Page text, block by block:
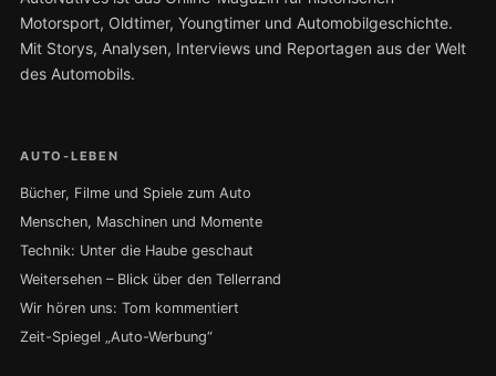
Motorsport, Oldtimer, Youngtimer und Automobilgeschichte.
Mit Storys, Analysen, Interviews und Reportagen aus der Welt
des Automobils.
AUTO-LEBEN
Bücher, Filme und Spiele zum Auto
Menschen, Maschinen und Momente
Technik: Unter die Haube geschaut
Weitersehen – Blick über den Tellerrand
Wir hören uns: Tom kommentiert
Zeit-Spiegel „Auto-Werbung“